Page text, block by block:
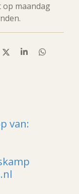
op maandag
D
S
D
van: